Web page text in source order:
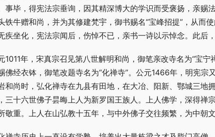
事毕，得宪法宗垂询，因其精深博大的学识而受褒扬，亲赐
铁牛赠和尚，并为其修建梵宇，御书赐名“宝峰招提”，从而
疾坐化，宪法宗闻后，伤悼不已，亲书一诗以示悼念。此后
1011年，宋真宗召见第八世解明和尚，御笔亲改寺名为“宝
佛经衣钵，御笔改题寺名为“化禅寺”。公元1466年，明宪宗
和尚时，弘化禅寺在九县有田地，在大冶、阳新、鄂城三地
三十六世佛子昙晦上人为新罗国王族人。上人佛学，深得禅
敬重。上人在山弘教十五年，与中外佛子交往频繁，为中朝